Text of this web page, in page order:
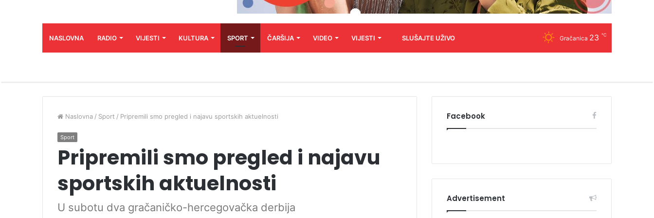
NASLOVNA RADIO VIJESTI KULTURA SPORT ČARŠIJA VIDEO VIJESTI SLUŠAJTE UŽIVO Gračanica 23 ℃
Naslovna / Sport / Pripremili smo pregled i najavu sportskih aktuelnosti
Sport
Pripremili smo pregled i najavu
sportskih aktuelnosti
U subotu dva gračaničko-hercegovačka derbija
Facebook
Advertisement